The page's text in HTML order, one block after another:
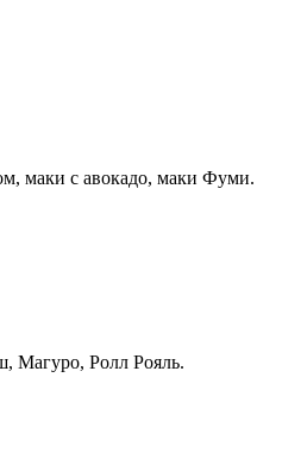
маки с авокадо, маки Фуми.
Магуро, Ролл Рояль.